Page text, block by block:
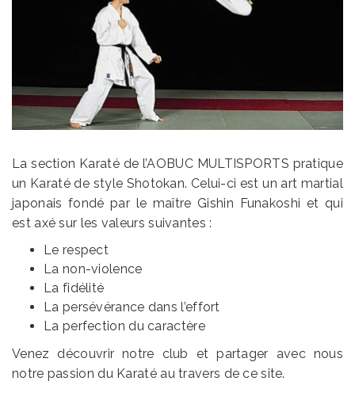
La section Karaté de l’AOBUC MULTISPORTS pratique
un Karaté de style Shotokan. Celui-ci est un art martial
japonais fondé par le maître Gishin Funakoshi et qui
est axé sur les valeurs suivantes :
Le respect
La non-violence
La fidélité
La persévérance dans l’effort
La perfection du caractère
Venez découvrir notre club et partager avec nous
notre passion du Karaté au travers de ce site.